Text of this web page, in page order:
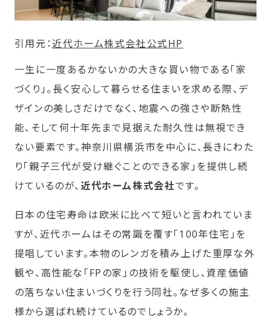
引用元：近代ホーム株式会社公式HP
一生に一度あるかないかの大きな買い物である「家
づくり」。長く安心して暮らせる住まいを求める際、デ
ザインの美しさだけでなく、地震への強さや断熱性
能、そして何十年先まで見据えた耐久性は無視でき
ない要素です。神奈川県横浜市を中心に、長きにわた
り「親子三代が受け継ぐことのできる家」を提供し続
けているのが、 近代ホーム株式会社です。
日本の住宅寿命は欧米に比べて短いと言われていま
すが、近代ホームはその常識を覆す「100年住宅」を
提唱しています。本物のレンガを積み上げた重厚な外
観や、高性能な「FPの家」の技術を駆使し、資産価値
の落ちない住まいづくりを行う同社。なぜ多くの施主
様から選ばれ続けているのでしょうか。